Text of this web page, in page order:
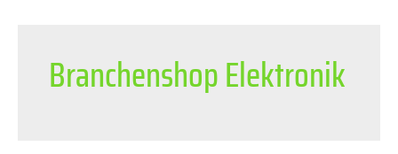
Branchenshop Elektronik